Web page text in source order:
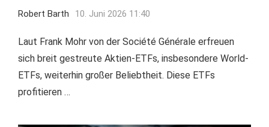
Robert Barth 10. Juni 2026 11:40
Laut Frank Mohr von der Société Générale erfreuen
sich breit gestreute Aktien-ETFs, insbesondere World-
ETFs, weiterhin großer Beliebtheit. Diese ETFs
profitieren …